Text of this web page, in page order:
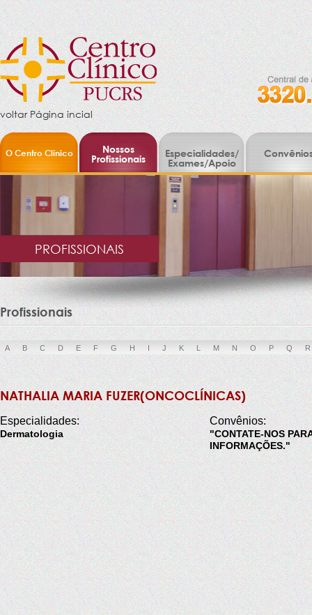
voltar Página incial
O Centro Clínico
Nossos
Profissionais
Especialidades/
Exames/Apoio
PROFISSIONAIS
Profissionais
A B C D E F G H I J K L M N O P Q R
NATHALIA MARIA FUZER(ONCOCLÍNICAS)
Especialidades:
Dermatologia
Convênios:
"CONTATE-NOS
INFORMAÇÕES."